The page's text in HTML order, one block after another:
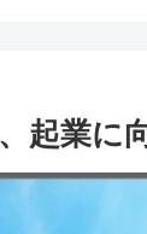
起業に